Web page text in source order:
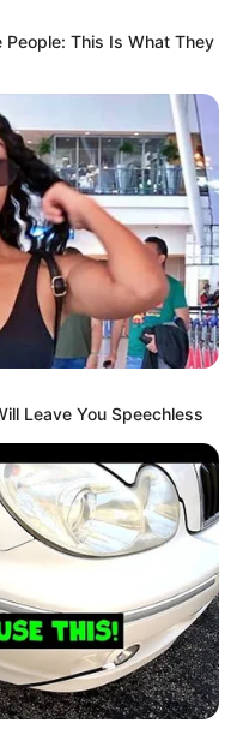
This Is What They
Leave You Speechless